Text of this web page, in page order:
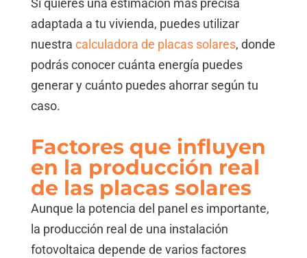
Si quieres una estimación más precisa
adaptada a tu vivienda, puedes utilizar
nuestra calculadora de placas solares, donde
podrás conocer cuánta energía puedes
generar y cuánto puedes ahorrar según tu
caso.
Factores que influyen
en la producción real
de las placas solares
Aunque la potencia del panel es importante,
la producción real de una instalación
fotovoltaica depende de varios factores